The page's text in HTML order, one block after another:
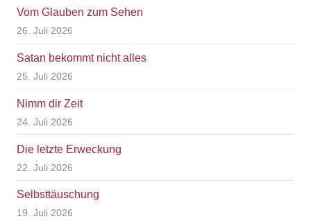
Vom Glauben zum Sehen
26. Juli 2026
Satan bekommt nicht alles
25. Juli 2026
Nimm dir Zeit
24. Juli 2026
Die letzte Erweckung
22. Juli 2026
Selbsttäuschung
19. Juli 2026